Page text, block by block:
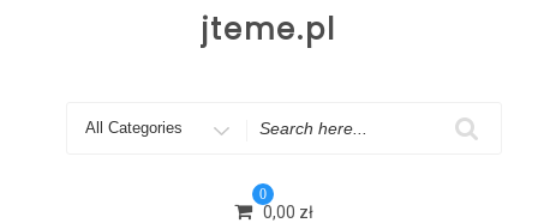
jteme.pl
Search
0
0,00 zł